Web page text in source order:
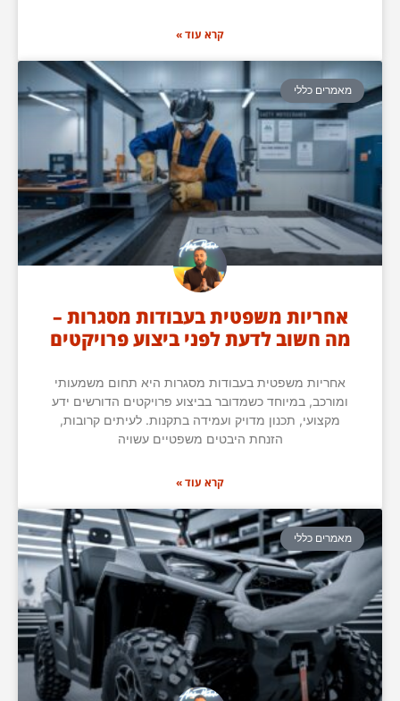
קרא עוד »
מאמרים כללי
אחריות משפטית בעבודות מסגרות –
מה חשוב לדעת לפני ביצוע פרויקטים
אחריות משפטית בעבודות מסגרות היא תחום משמעותי
ומורכב, במיוחד כשמדובר בביצוע פרויקטים הדורשים ידע
מקצועי, תכנון מדויק ועמידה בתקנות. לעיתים קרובות,
הזנחת היבטים משפטיים עשויה
קרא עוד »
מאמרים כללי